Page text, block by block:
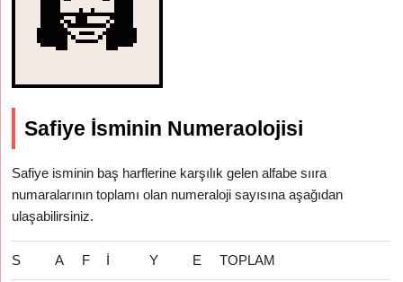
Safiye İsminin Numeraolojisi
Safiye isminin baş harflerine karşılık gelen alfabe sııra
numaralarının toplamı olan numeraloji sayısına aşağıdan
ulaşabilirsiniz.
S A F İ Y E TOPLAM